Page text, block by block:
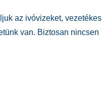
az ivóvizeket, vezetékes
van. Biztosan nincsen